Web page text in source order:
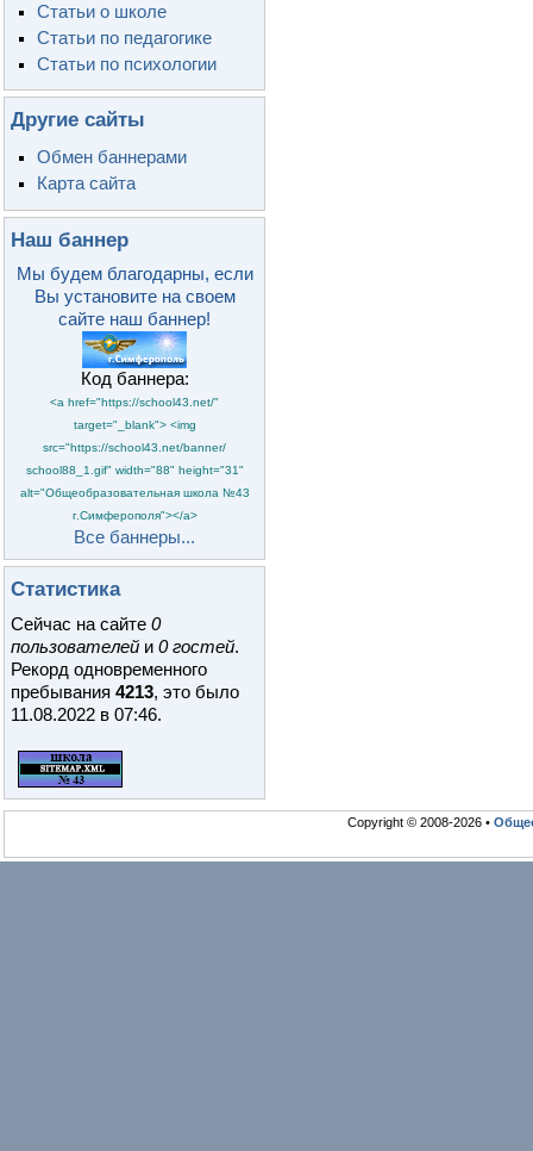
Статьи о школе
Статьи по педагогике
Статьи по психологии
Другие сайты
Обмен баннерами
Карта сайта
Наш баннер
Мы будем благодарны, если
Вы установите на своем
сайте наш баннер!
Код баннера:
<a href="https://school43.net/"
target="_blank"> <img
src="https://school43.net/banner/
school88_1.gif" width="88" height="31"
alt="Общеобразовательная школа №43
г.Симферополя"></a>
Все баннеры...
Статистика
Сейчас на сайте 0
пользователей и 0 гостей.
Рекорд одновременного
пребывания 4213, это было
11.08.2022 в 07:46.
Copyright © 2008-2026 •